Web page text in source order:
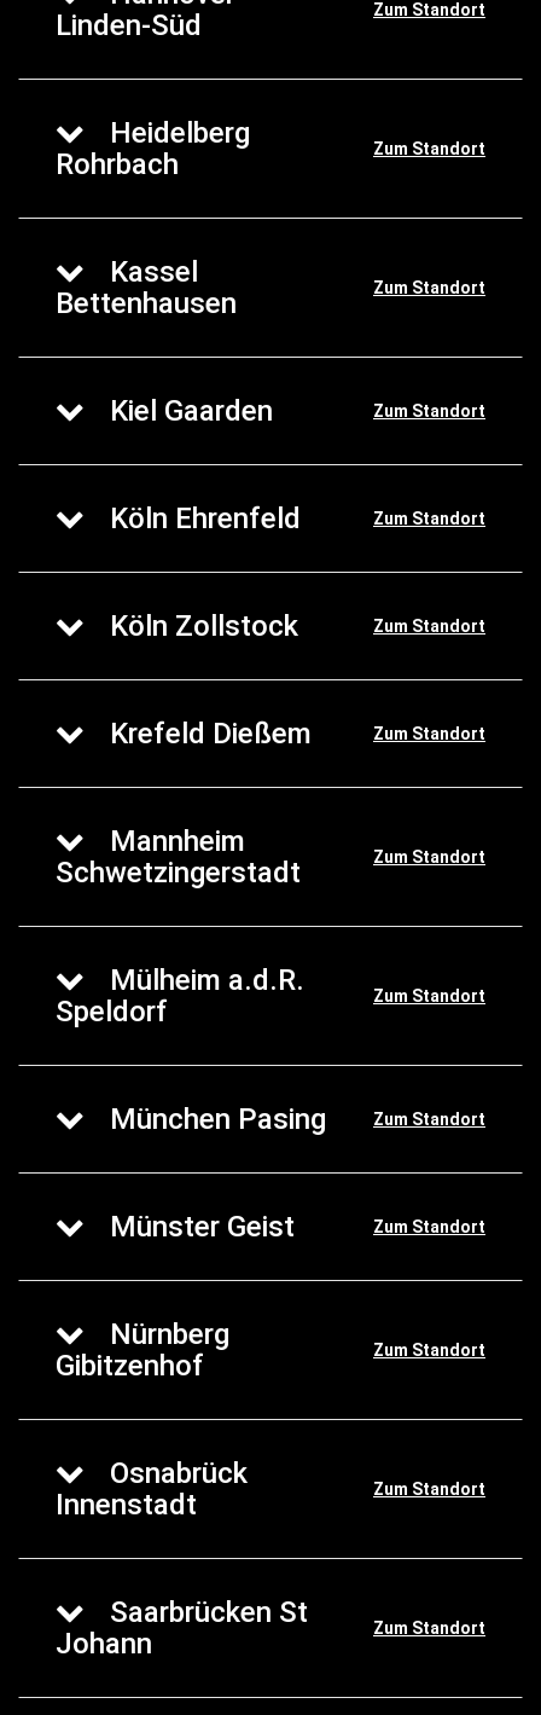
Linden-Süd
Zum Standort
Heidelberg
Rohrbach
Zum Standort
Kassel
Bettenhausen
Zum Standort
Kiel Gaarden Zum Standort
Köln Ehrenfeld Zum Standort
Köln Zollstock Zum Standort
Krefeld Dießem Zum Standort
Mannheim
Schwetzingerstadt
Zum Standort
Mülheim a.d.R.
Speldorf
Zum Standort
München Pasing Zum Standort
Münster Geist Zum Standort
Nürnberg
Gibitzenhof
Zum Standort
Osnabrück
Innenstadt
Zum Standort
Saarbrücken St
Johann
Zum Standort